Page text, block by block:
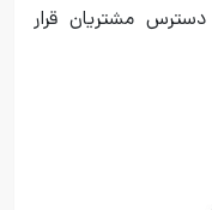
مشتریان قرار